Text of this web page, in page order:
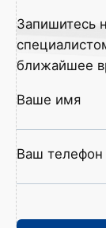
Запишитесь
ближайшее
Ваше имя
Ваш телефон